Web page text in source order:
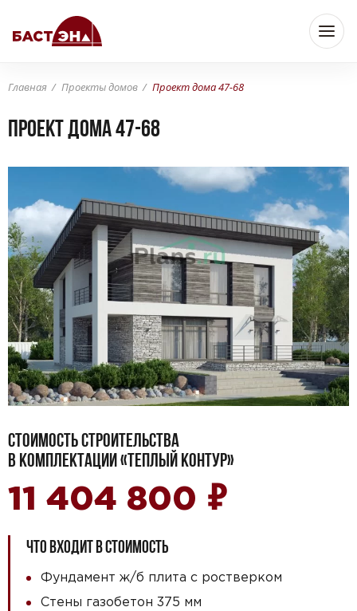
Главная Проекты домов Проект дома 47-68
Проект дома 47-68
СТОИМОСТЬ СТРОИТЕЛЬСТВА
В КОМПЛЕКТАЦИИ «ТЕПЛЫЙ КОНТУР»
11 404 800 ₽
ЧТО ВХОДИТ В СТОИМОСТЬ
Фундамент ж/б плита с ростверком
Стены газобетон 375 мм